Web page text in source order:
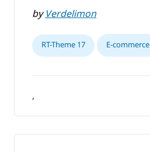
by Verdelimon
RT-Theme 17 E-commerce
,